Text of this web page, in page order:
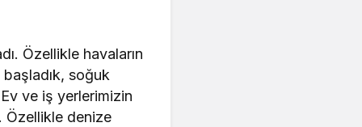
Özellikle havaların
soğuk
ve iş yerlerimizin
Özellikle denize